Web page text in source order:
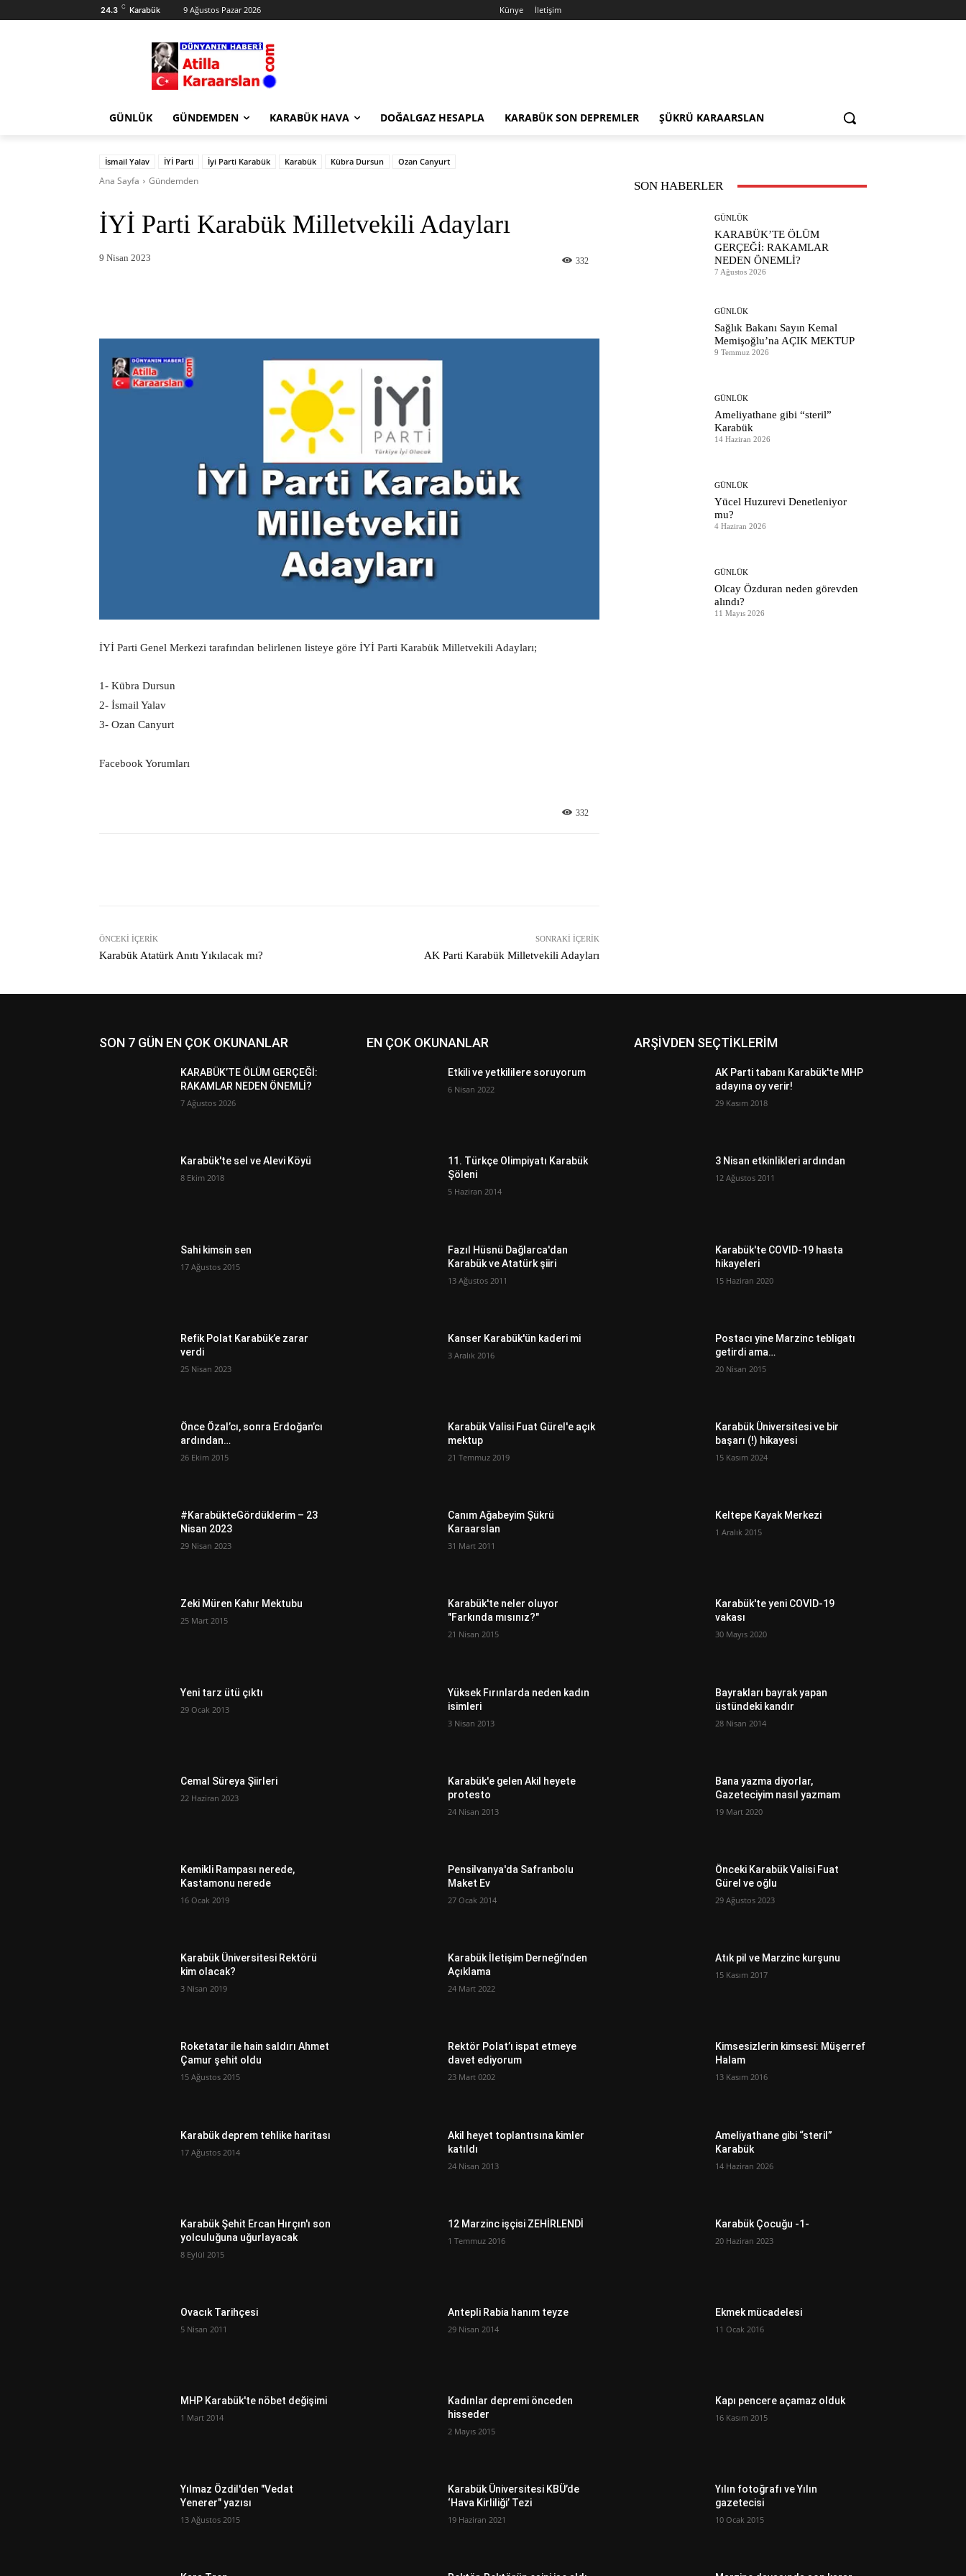
24.3 C Karabük 9 Ağustos Pazar 2026 Künye İletişim
GÜNLÜK GÜNDEMDEN KARABÜK HAVA DOĞALGAZ HESAPLA KARABÜK SON DEPREMLER ŞÜKRÜ KARAARSLAN
İsmail Yalav İYİ Parti İyi Parti Karabük Karabük Kübra Dursun Ozan Canyurt
Ana Sayfa Gündemden
İYİ Parti Karabük Milletvekili Adayları
9 Nisan 2023 332
İYİ Parti Genel Merkezi tarafından belirlenen listeye göre İYİ Parti Karabük Milletvekili Adayları;
1- Kübra Dursun
2- İsmail Yalav
3- Ozan Canyurt
Facebook Yorumları
332
ÖNCEKI İÇERIK
Karabük Atatürk Anıtı Yıkılacak mı?
SONRAKI İÇERIK
AK Parti Karabük Milletvekili Adayları
SON HABERLER
GÜNLÜK
KARABÜK’TE ÖLÜM
GERÇEĞİ: RAKAMLAR
NEDEN ÖNEMLİ?
7 Ağustos 2026
GÜNLÜK
Sağlık Bakanı Sayın Kemal
Memişoğlu’na AÇIK MEKTUP
9 Temmuz 2026
GÜNLÜK
Ameliyathane gibi “steril”
Karabük
14 Haziran 2026
GÜNLÜK
Yücel Huzurevi Denetleniyor
mu?
4 Haziran 2026
GÜNLÜK
Olcay Özduran neden görevden
alındı?
11 Mayıs 2026
SON 7 GÜN EN ÇOK OKUNANLAR
KARABÜK’TE ÖLÜM GERÇEĞİ:
RAKAMLAR NEDEN ÖNEMLİ?
7 Ağustos 2026
Karabük'te sel ve Alevi Köyü
8 Ekim 2018
Sahi kimsin sen
17 Ağustos 2015
Refik Polat Karabük’e zarar
verdi
25 Nisan 2023
Önce Özal’cı, sonra Erdoğan’cı
ardından…
26 Ekim 2015
#KarabükteGördüklerim – 23
Nisan 2023
29 Nisan 2023
Zeki Müren Kahır Mektubu
25 Mart 2015
Yeni tarz ütü çıktı
29 Ocak 2013
Cemal Süreya Şiirleri
22 Haziran 2023
Kemikli Rampası nerede,
Kastamonu nerede
16 Ocak 2019
Karabük Üniversitesi Rektörü
kim olacak?
3 Nisan 2019
Roketatar ile hain saldırı Ahmet
Çamur şehit oldu
15 Ağustos 2015
Karabük deprem tehlike haritası
17 Ağustos 2014
Karabük Şehit Ercan Hırçın'ı son
yolculuğuna uğurlayacak
8 Eylül 2015
Ovacık Tarihçesi
5 Nisan 2011
MHP Karabük'te nöbet değişimi
1 Mart 2014
Yılmaz Özdil'den "Vedat
Yenerer" yazısı
13 Ağustos 2015
EN ÇOK OKUNANLAR
Etkili ve yetkililere soruyorum
6 Nisan 2022
11. Türkçe Olimpiyatı Karabük
Şöleni
5 Haziran 2014
Fazıl Hüsnü Dağlarca'dan
Karabük ve Atatürk şiiri
13 Ağustos 2011
Kanser Karabük'ün kaderi mi
3 Aralık 2016
Karabük Valisi Fuat Gürel'e açık
mektup
21 Temmuz 2019
Canım Ağabeyim Şükrü
Karaarslan
31 Mart 2011
Karabük'te neler oluyor
"Farkında mısınız?"
21 Nisan 2015
Yüksek Fırınlarda neden kadın
isimleri
3 Nisan 2013
Karabük'e gelen Akil heyete
protesto
24 Nisan 2013
Pensilvanya'da Safranbolu
Maket Ev
27 Ocak 2014
Karabük İletişim Derneği’nden
Açıklama
24 Mart 2022
Rektör Polat’ı ispat etmeye
davet ediyorum
23 Mart 0202
Akil heyet toplantısına kimler
katıldı
24 Nisan 2013
12 Marzinc işçisi ZEHİRLENDİ
1 Temmuz 2016
Antepli Rabia hanım teyze
29 Nisan 2014
Kadınlar depremi önceden
hisseder
2 Mayıs 2015
Karabük Üniversitesi KBÜ’de
‘Hava Kirliliği’ Tezi
19 Haziran 2021
ARŞİVDEN SEÇTİKLERİM
AK Parti tabanı Karabük'te MHP
adayına oy verir!
29 Kasım 2018
3 Nisan etkinlikleri ardından
12 Ağustos 2011
Karabük'te COVID-19 hasta
hikayeleri
15 Haziran 2020
Postacı yine Marzinc tebligatı
getirdi ama…
20 Nisan 2015
Karabük Üniversitesi ve bir
başarı (!) hikayesi
15 Kasım 2024
Keltepe Kayak Merkezi
1 Aralık 2015
Karabük'te yeni COVID-19
vakası
30 Mayıs 2020
Bayrakları bayrak yapan
üstündeki kandır
28 Nisan 2014
Bana yazma diyorlar,
Gazeteciyim nasıl yazmam
19 Mart 2020
Önceki Karabük Valisi Fuat
Gürel ve oğlu
29 Ağustos 2023
Atık pil ve Marzinc kurşunu
15 Kasım 2017
Kimsesizlerin kimsesi: Müşerref
Halam
13 Kasım 2016
Ameliyathane gibi “steril”
Karabük
14 Haziran 2026
Karabük Çocuğu -1-
20 Haziran 2023
Ekmek mücadelesi
11 Ocak 2016
Kapı pencere açamaz olduk
16 Kasım 2015
Yılın fotoğrafı ve Yılın
gazetecisi
10 Ocak 2015